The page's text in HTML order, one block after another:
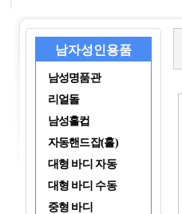
남자성인용품
남성명품관
리얼돌
남성홀컵
자동핸드잡(홀)
대형 바디 자동
대형 바디 수동
중형 바디